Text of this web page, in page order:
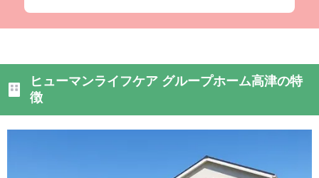
ヒューマンライフケア グループホーム高津の特
徴